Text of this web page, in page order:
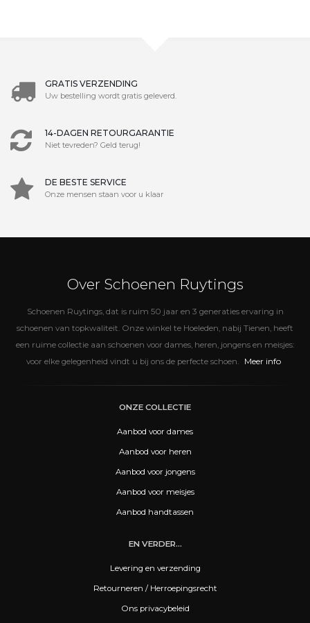
GRATIS VERZENDING
Uw bestelling wordt gratis geleverd.
14-DAGEN RETOURGARANTIE
Niet tevreden? Geld terug!
DE BESTE SERVICE
Onze mensen staan voor u klaar
Over Schoenen Ruytings
Schoenen Ruytings, dat is ruim 50 jaar en 3 generaties ervaring in
schoenen van topkwaliteit. Onze winkel te Hoeleden, nabij Tienen, heeft
een ruime collectie aan schoenen voor dames, heren, jongens en meisjes:
voor elke gelegenheid vindt u bij ons de perfecte schoen.
Meer info
ONZE COLLECTIE
Aanbod voor dames
Aanbod voor heren
Aanbod voor jongens
Aanbod voor meisjes
Aanbod handtassen
EN VERDER...
Levering en verzending
Retourneren / Herroepingsrecht
Ons privacybeleid